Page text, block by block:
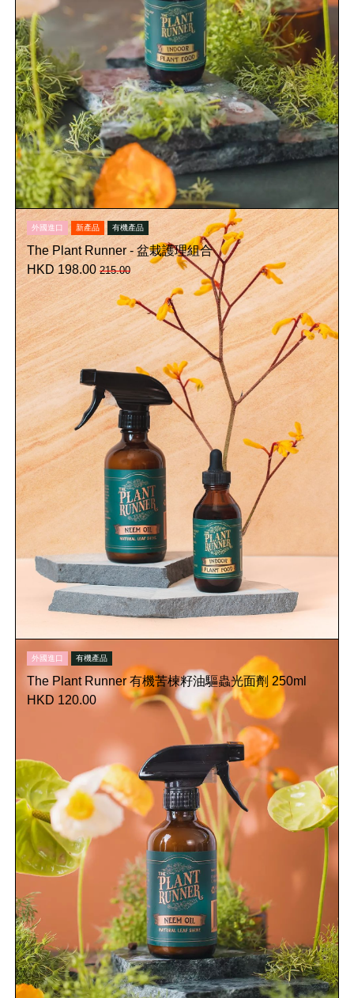
外國進口 新產品 有機產品
The Plant Runner - 盆栽護理組合
HKD 198.00 215.00
外國進口 有機產品
The Plant Runner 有機苦楝籽油驅蟲光面劑 250ml
HKD 120.00